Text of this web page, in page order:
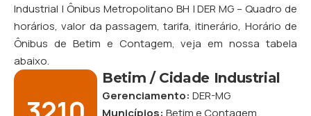
Industrial | Ônibus Metropolitano BH | DER MG – Quadro de
horários, valor da passagem, tarifa, itinerário, Horário de
Ônibus de Betim e Contagem, veja em nossa tabela
abaixo.
Betim / Cidade Industrial
Gerenciamento: DER-MG